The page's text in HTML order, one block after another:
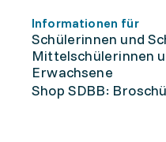
Informationen für
Schülerinnen und
Mittelschülerinnen
Erwachsene
Shop SDBB: